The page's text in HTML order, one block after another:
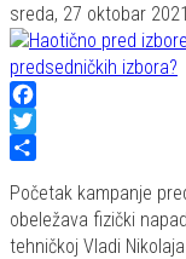
sreda, 27 oktobar
Facebook
Twitter
Početak kampanje
obeležava fizički
tehničkoj Vladi